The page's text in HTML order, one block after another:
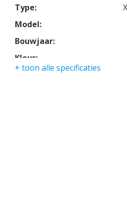
Voor de perfecte asfalt
goede grindpaden.
Voorzien van een topkoffer en
Type:
Model:
Bouwjaar:
Kleur:
+ toon alle specificaties